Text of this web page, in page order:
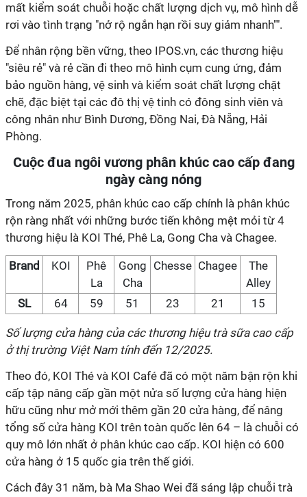
mất kiểm soát chuỗi hoặc chất lượng dịch vụ, mô hình dễ
rơi vào tình trạng "nở rộ ngắn hạn rồi suy giảm nhanh"".
Để nhân rộng bền vững, theo IPOS.vn, các thương hiệu
"siêu rẻ" và rẻ cần đi theo mô hình cụm cung ứng, đảm
bảo nguồn hàng, vệ sinh và kiểm soát chất lượng chặt
chẽ, đặc biệt tại các đô thị vệ tinh có đông sinh viên và
công nhân như Bình Dương, Đồng Nai, Đà Nẵng, Hải
Phòng.
Cuộc đua ngôi vương phân khúc cao cấp đang
ngày càng nóng
Trong năm 2025, phân khúc cao cấp chính là phân khúc
rộn ràng nhất với những bước tiến không mệt mỏi từ 4
thương hiệu là KOI Thé, Phê La, Gong Cha và Chagee.
Brand KOI
Phê
La
Gong
Cha
Chesse Chagee
The
Alley
SL
64 59 51 23 21 15
Số lượng cửa hàng của các thương hiệu trà sữa cao cấp
ở thị trường Việt Nam tính đến 12/2025.
Theo đó, KOI Thé và KOI Café đã có một năm bận rộn khi
cấp tập nâng cấp gần một nửa số lượng cửa hàng hiện
hữu cũng như mở mới thêm gần 20 cửa hàng, để nâng
tổng số cửa hàng KOI trên toàn quốc lên 64 – là chuỗi có
quy mô lớn nhất ở phân khúc cao cấp. KOI hiện có 600
cửa hàng ở 15 quốc gia trên thế giới.
Cách đây 31 năm, bà Ma Shao Wei đã sáng lập chuỗi trà